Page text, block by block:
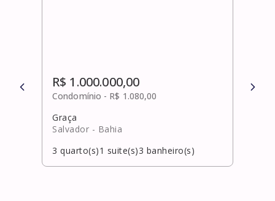
R$ 1.000.000,00
Condomínio - R$ 1.080,00
Graça
Salvador - Bahia
3 quarto(s)1 suite(s)3 banheiro(s)
R$